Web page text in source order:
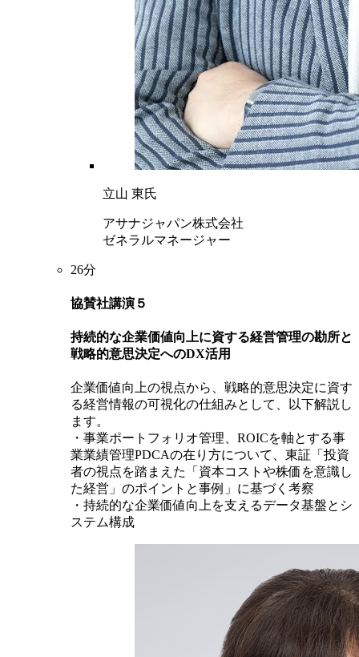
立山 東氏
アサナジャパン株式会社
ゼネラルマネージャー
26分
協賛社講演５
持続的な企業価値向上に資する経営管理の勘所と
戦略的意思決定へのDX活用
企業価値向上の視点から、戦略的意思決定に資す
る経営情報の可視化の仕組みとして、以下解説し
ます。
・事業ポートフォリオ管理、ROICを軸とする事
業業績管理PDCAの在り方について、東証「投資
者の視点を踏まえた「資本コストや株価を意識し
た経営」のポイントと事例」に基づく考察
・持続的な企業価値向上を支えるデータ基盤とシ
ステム構成